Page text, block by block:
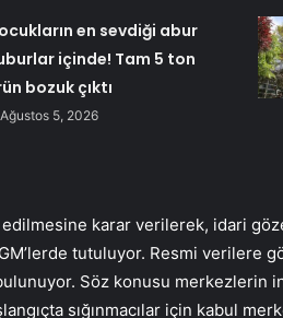
en sevdiği abur
içinde! Tam 5 ton
bozuk çıktı
Ağustos 5, 2026
edilmesine karar verilerek, idari
tutuluyor. Resmi
Söz konusu merkezlerin
sığınmacılar için kabul